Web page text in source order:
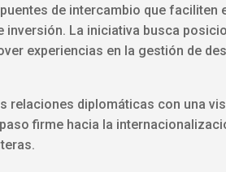
de intercambio que faciliten
La iniciativa busca
experiencias en la gestión de
relaciones diplomáticas con una
firme hacia la